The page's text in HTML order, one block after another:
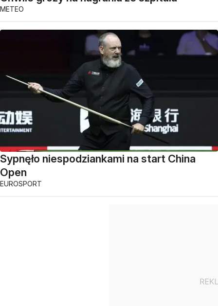
METEO
Sypnęło niespodziankami na start China
Open
EUROSPORT